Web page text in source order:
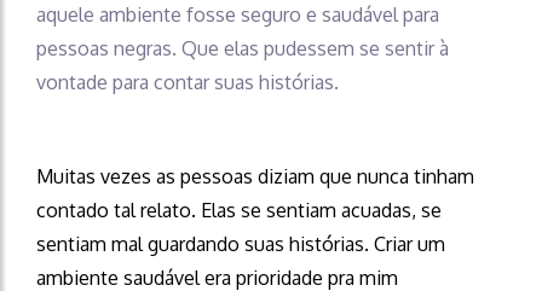
aquele ambiente fosse seguro e saudável para
pessoas negras. Que elas pudessem se sentir à
vontade para contar suas histórias.
Muitas vezes as pessoas diziam que nunca tinham
contado tal relato. Elas se sentiam acuadas, se
sentiam mal guardando suas histórias. Criar um
ambiente saudável era prioridade pra mim